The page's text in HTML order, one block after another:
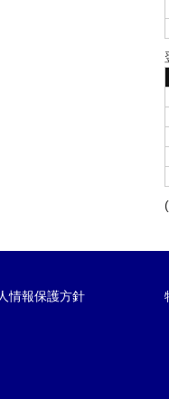
(
情報保護方針